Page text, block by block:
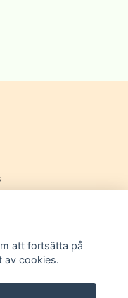
att fortsätta på
av cookies.